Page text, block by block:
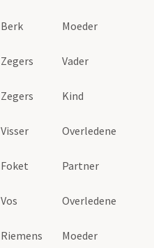
Berk Moeder
Zegers Vader
Zegers
Kind
Visser Overledene
Foket Partner
Vos
Overledene
Riemens
Moeder